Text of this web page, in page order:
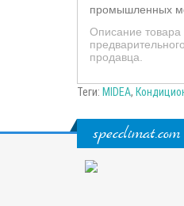
промышленных
Описание товара
продавца.
Теги: MIDEA,
specclimat.com